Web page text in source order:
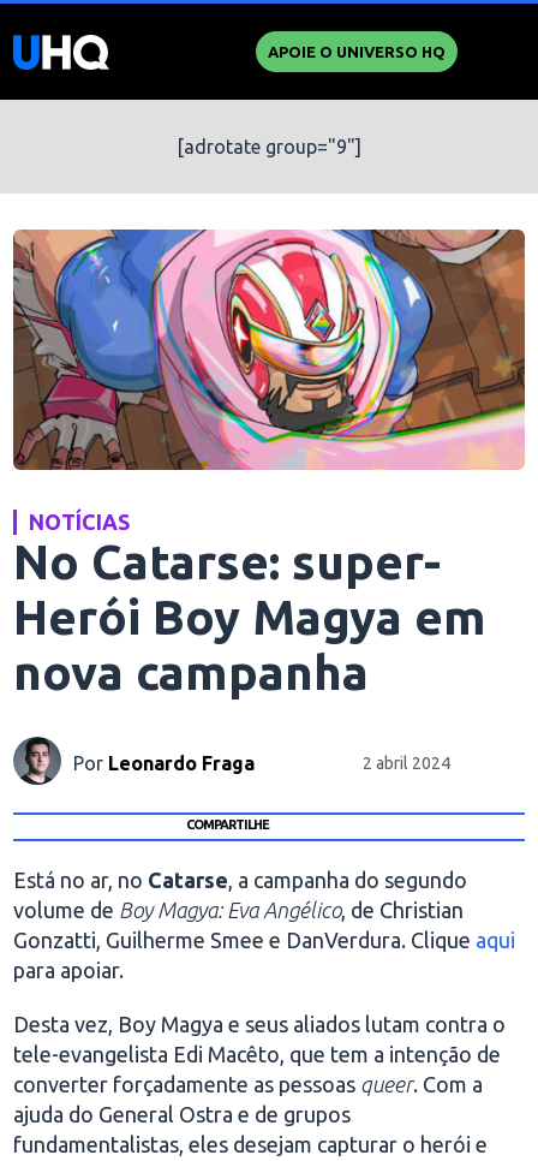
APOIE O UNIVERSO HQ
[adrotate group="9"]
NOTÍCIAS
No Catarse: super-
Herói Boy Magya em
nova campanha
Por Leonardo Fraga 2 abril 2024
COMPARTILHE
Está no ar, no Catarse, a campanha do segundo
volume de Boy Magya: Eva Angélico, de Christian
Gonzatti, Guilherme Smee e DanVerdura. Clique aqui
para apoiar.
Desta vez, Boy Magya e seus aliados lutam contra o
tele-evangelista Edi Macêto, que tem a intenção de
converter forçadamente as pessoas queer. Com a
ajuda do General Ostra e de grupos
fundamentalistas, eles desejam capturar o herói e